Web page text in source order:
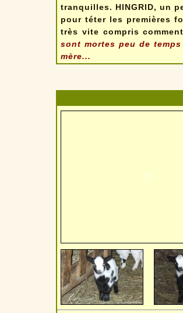
tranquilles. HINGRID, un
pour téter les premières
très vite compris
sont mortes peu de
mère...